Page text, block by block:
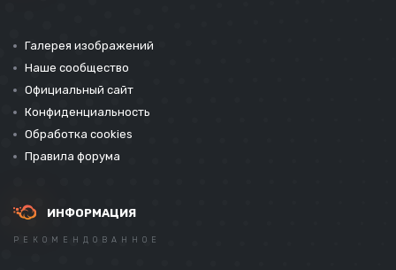
Галерея изображений
Наше сообщество
Официальный сайт
Конфиденциальность
Обработка cookies
Правила форума
ИНФОРМАЦИЯ
РЕКОМЕНДОВАННОЕ